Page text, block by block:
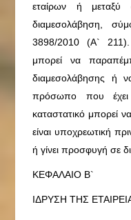
εταίρων ή μεταξύ
διαμεσολάβηση,
3898/2010 (Α` 211).
μπορεί να
διαμεσολάβησης ή
πρόσωπο που έχει
καταστατικό μπορεί
είναι υποχρεωτική
ή γίνει προσφυγή σε
ΚΕΦΑΛΑΙΟ Β`
ΙΔΡΥΣΗ ΤΗΣ